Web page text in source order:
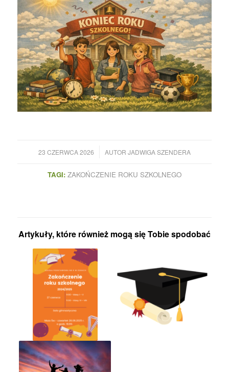
23 CZERWCA 2026
/ AUTOR JADWIGA SZENDERA
TAGI: ZAKOŃCZENIE ROKU SZKOLNEGO
Artykuły, które również mogą się Tobie spodobać